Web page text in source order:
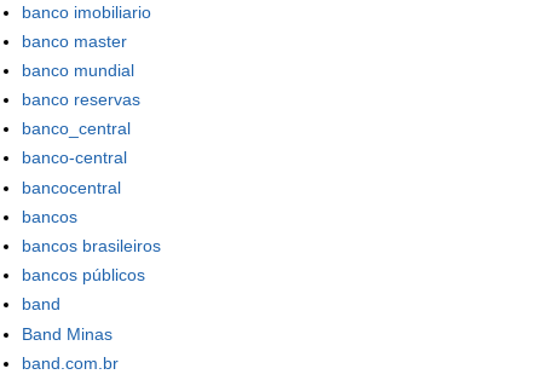
banco imobiliario
banco master
banco mundial
banco reservas
banco_central
banco-central
bancocentral
bancos
bancos brasileiros
bancos públicos
band
Band Minas
band.com.br